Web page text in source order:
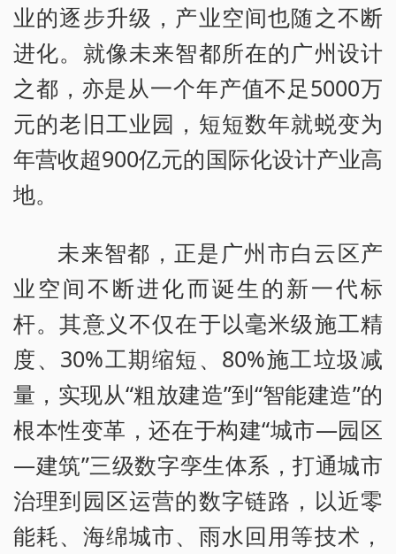
业的逐步升级，产业空间也随之不断
进化。就像未来智都所在的广州设计
之都，亦是从一个年产值不足5000万
元的老旧工业园，短短数年就蜕变为
年营收超900亿元的国际化设计产业高
地。
未来智都，正是广州市白云区产
业空间不断进化而诞生的新一代标
杆。其意义不仅在于以毫米级施工精
度、30%工期缩短、80%施工垃圾减
量，实现从“粗放建造”到“智能建造”的
根本性变革，还在于构建“城市—园区
—建筑”三级数字孪生体系，打通城市
治理到园区运营的数字链路，以近零
能耗、海绵城市、雨水回用等技术，